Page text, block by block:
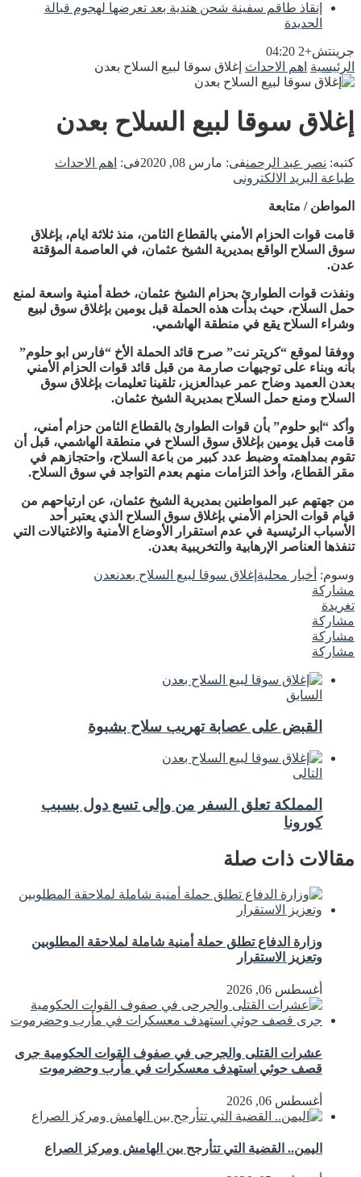
إنقاذ طاقم سفينة شحن هندية بعد تعرضها لهجوم قبالة
الحديدة
جرينتش+2 04:20
الرئيسية اهم الاحداث إغلاق سوقا لبيع السلاح بعدن
إغلاق سوقا لبيع السلاح بعدن
كتبه: نصر عبد الرحمنفى: مارس 08, 2020 فى: اهم الاحداث
طباعة البريد الالكترونى
المواطن / متابعة
قامت قوات الحزام الأمني بالقطاع الثامن، منذ ثلاثة ايام، بإغلاق
سوق السلاح الواقع بمديرية الشيخ عثمان، في العاصمة المؤقتة
عدن.
ونفذت قوات الطوارئ بحزام الشيخ عثمان، خطة أمنية واسعة لمنع
حمل السلاح، حيث بدأت هذه الحملة قبل يومين بإغلاق سوق لبيع
وشراء السلاح يقع في منطقة الهاشمي.
ووفقا لموقع “كريتر نت” صرح قائد الحملة الأخ “فارس ابو حلوم”
بأنه وبناء على توجيهات صارمة من قبل قائد قوات الحزام الأمني
بعدن العميد وضاح عمر عبدالعزيز، تلقينا تعليمات بإغلاق سوق
السلاح ومنع حمل السلاح بمديرية الشيخ عثمان.
وأكد “ابو حلوم” بأن قوات الطوارئ بالقطاع الثامن حزام أمني،
قامت قبل يومين بإغلاق سوق السلاح في منطقة الهاشمي، قبل أن
تقوم بمداهمته وضبط عدد كبير من باعة السلاح، واحتجازهم في
مقر القطاع، وأخذ التزامات منهم بعدم التواجد في سوق السلاح.
من جهتهم عبر المواطنين بمديرية الشيخ عثمان، عن ارتياحهم من
قيام قوات الحزام الأمني بإغلاق سوق السلاح الذي يعتبر أحد
الأسباب الرئيسية في عدم استقرار الأوضاع الأمنية والاغتيالات التي
تنفذها العناصر الإرهابية والتخريبية بعدن.
وسوم: أخبار محلية إغلاق سوقا لبيع السلاح بعدنعدن
مشاركة
تغريدة
مشاركة
مشاركة
مشاركة
السابق
القبض على عصابة تهريب سلاح بشبوة
التالى
المملكة تعلق السفر من وإلى تسع دول بسبب
كورونا
مقالات ذات صلة
وزارة الدفاع تطلق حملة أمنية شاملة لملاحقة المطلوبين
وتعزيز الاستقرار
أغسطس 06, 2026
عشرات القتلى والجرحى في صفوف القوات الحكومية جرى
قصف حوثي استهدف معسكرات في مأرب وحضرموت
أغسطس 06, 2026
اليمن.. القضية التي تتأرجح بين الهامش ومركز الصراع